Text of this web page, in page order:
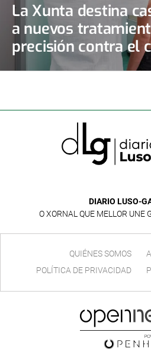
La Xunta destina
a nuevos
precisión contra el
mama y de ovario
DIARIO LUSO-
O XORNAL QUE MELLOR UNE
QUIÉNES SOMOS
POLÍTICA DE PRIVACIDAD